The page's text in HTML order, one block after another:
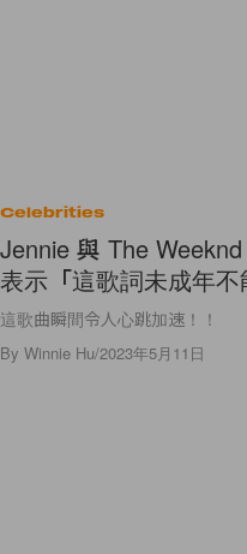
Celebrities
Jennie 與 The
表示「這歌詞未成年不
這歌曲瞬間令人心跳加速！！
By Winnie Hu/2023年5月11日